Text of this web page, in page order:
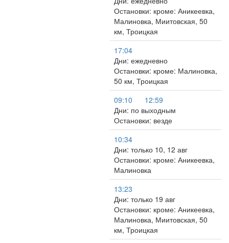
Остановки: кроме: Аникеевка,
Малиновка, Миитовская, 50
км, Троицкая
17:04
Дни: ежедневно
Остановки: кроме: Малиновка,
50 км, Троицкая
09:10
12:59
Дни: по выходным
Остановки: везде
10:34
Дни: только 10, 12 авг
Остановки: кроме: Аникеевка,
Малиновка
13:23
Дни: только 19 авг
Остановки: кроме: Аникеевка,
Малиновка, Миитовская, 50
км, Троицкая